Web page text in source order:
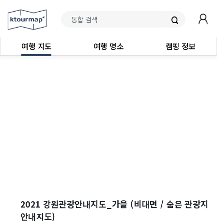
여행 지도 여행 명소 캠핑 정보
2021 강원관광안내지도_가을 (비대면 / 숨은 관광지
안내지도)